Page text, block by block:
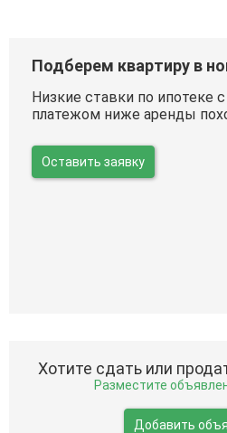
Подберем квартиру в
Низкие ставки по ипотеке
платежом ниже аренды
Оставить заявку
Хотите сдать или
Разместите
Добавить